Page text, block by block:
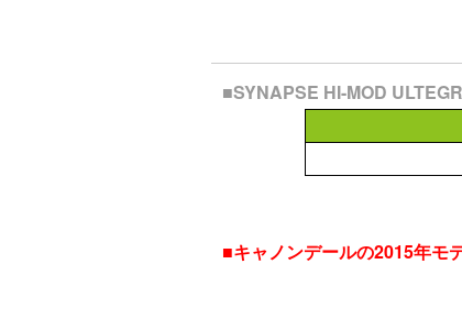
■SYNAPSE HI-MOD
■キャノンデールの2015年モ